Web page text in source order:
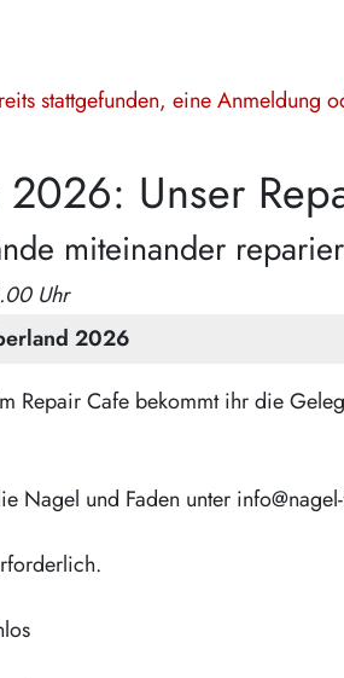
stattgefunden, eine Anmeldung
Unser
miteinander
Uhr
2026
Repair Cafe bekommt ihr die
Nagel und Faden unter